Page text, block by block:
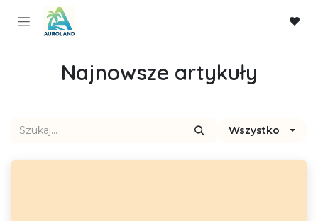
Skip to Content
Najnowsze artykuły
Wszystko